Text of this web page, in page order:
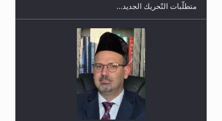
رأيٌ في لغة المسيح الموعود عليه السلام.. 4...